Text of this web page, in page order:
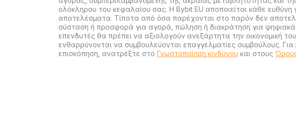
ολόκληρου του κεφαλαίου σας. Η Bybit EU αποποιείται κάθε ευθύνη
αποτελέσματα. Τίποτα από όσα παρέχονται στο παρόν δεν
σύσταση ή προσφορά για αγορά, πώληση ή διακράτηση για ψηφιακά
επενδυτές θα πρέπει να αξιολογούν ανεξάρτητα την οικονομική
ενθαρρύνονται να συμβουλεύονται επαγγελματίες συμβούλους.
επισκόπηση, ανατρέξτε στο Γνωστοποίηση κινδύνου και στους